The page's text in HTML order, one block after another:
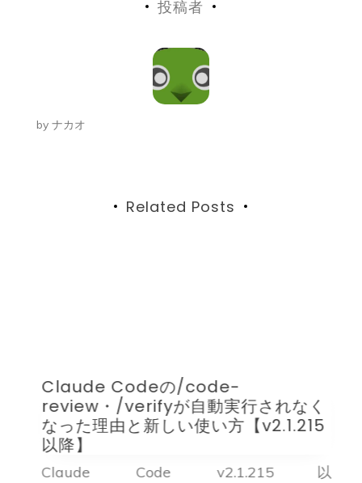
シ
投稿者
by ナカオ
Related Posts
Claude Codeの/code-
review・/verifyが自動実行されなく
なった理由と新しい使い方【v2.1.215
以降】
Claude Code v2.1.215以